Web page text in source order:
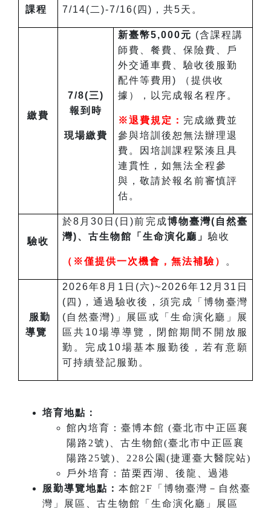
課程
7/14(二)-7/16(四)，共5天。
繳費
7/8(三)
報到時
現場繳費
新臺幣5,000元 (含課程講
師費、餐費、保險費、戶
外交通車費、驗收後服勤
配件等費用) （提供收
據），以完成報名程序。
※退費規定： 完成繳費並
參與培訓後恕無法辦理退
費。因培訓課程緊湊且具
連貫性，如無法全程參
與，敬請於報名前審慎評
估。
驗收
於8月30日(日)前完成博物臺灣(自然臺
灣)、古生物館「生命演化廳」 驗收
（※僅提供一次機會，無法補驗） 。
服勤
導覽
2026年8月1日(六)~2026年12月31日
(四)，通過驗收後，須完成「博物臺灣
(自然臺灣)」展區或「生命演化廳」展
區共10場導導覽，閉館期間不開放服
勤。完成10場基本服勤後，若有意願
可持續登記服勤。
培育地點：
館內培育：臺博本館 (臺北市中正區襄
陽路2號)、古生物館(臺北市中正區襄
陽路25號)、228公園(捷運臺大醫院站)
戶外培育：苗栗西湖、後龍、過港
服勤導覽地點： 本館2F「博物臺灣－自然臺
灣」展區、古生物館「生命演化廳」展區